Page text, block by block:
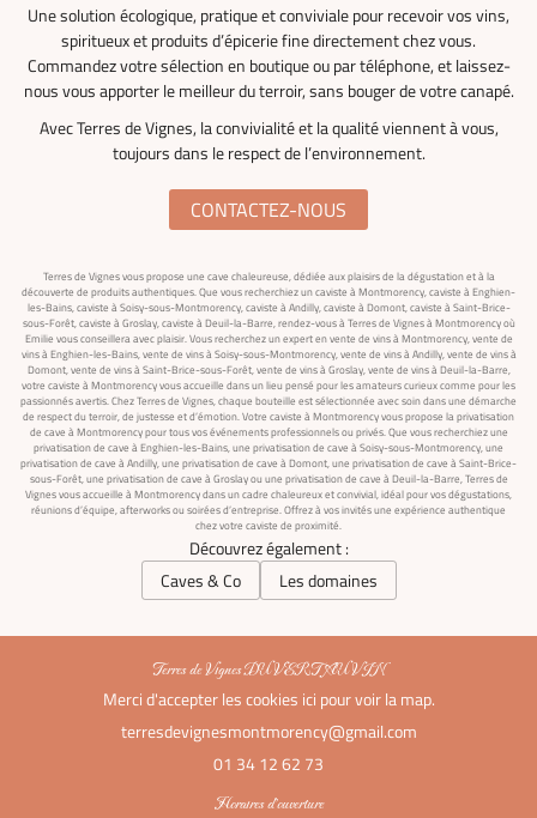
Une solution écologique, pratique et conviviale pour recevoir vos vins,
spiritueux et produits d’épicerie fine directement chez vous.
Commandez votre sélection en boutique ou par téléphone, et laissez-
nous vous apporter le meilleur du terroir, sans bouger de votre canapé.
Avec Terres de Vignes, la convivialité et la qualité viennent à vous,
toujours dans le respect de l’environnement.
CONTACTEZ-NOUS
Terres de Vignes vous propose une cave chaleureuse, dédiée aux plaisirs de la dégustation et à la
découverte de produits authentiques. Que vous recherchiez un caviste à Montmorency, caviste à Enghien-
les-Bains, caviste à Soisy-sous-Montmorency, caviste à Andilly, caviste à Domont, caviste à Saint-Brice-
sous-Forêt, caviste à Groslay, caviste à Deuil-la-Barre, rendez-vous à Terres de Vignes à Montmorency où
Emilie vous conseillera avec plaisir. Vous recherchez un expert en vente de vins à Montmorency, vente de
vins à Enghien-les-Bains, vente de vins à Soisy-sous-Montmorency, vente de vins à Andilly, vente de vins à
Domont, vente de vins à Saint-Brice-sous-Forêt, vente de vins à Groslay, vente de vins à Deuil-la-Barre,
votre caviste à Montmorency vous accueille dans un lieu pensé pour les amateurs curieux comme pour les
passionnés avertis. Chez Terres de Vignes, chaque bouteille est sélectionnée avec soin dans une démarche
de respect du terroir, de justesse et d’émotion. Votre caviste à Montmorency vous propose la privatisation
de cave à Montmorency pour tous vos événements professionnels ou privés. Que vous recherchiez une
privatisation de cave à Enghien-les-Bains, une privatisation de cave à Soisy-sous-Montmorency, une
privatisation de cave à Andilly, une privatisation de cave à Domont, une privatisation de cave à Saint-Brice-
sous-Forêt, une privatisation de cave à Groslay ou une privatisation de cave à Deuil-la-Barre, Terres de
Vignes vous accueille à Montmorency dans un cadre chaleureux et convivial, idéal pour vos dégustations,
réunions d’équipe, afterworks ou soirées d’entreprise. Offrez à vos invités une expérience authentique
chez votre caviste de proximité.
Découvrez également :
Caves & Co
Les domaines
Terres de Vignes DU VERT AU VIN
Merci d'accepter les cookies ici pour voir la map.
01 34 12 62 73
Horaires d'ouverture